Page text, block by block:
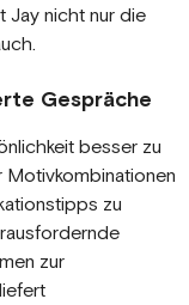
Jay nicht nur die
Gespräche
besser zu
Motivkombinationen
zu
zur